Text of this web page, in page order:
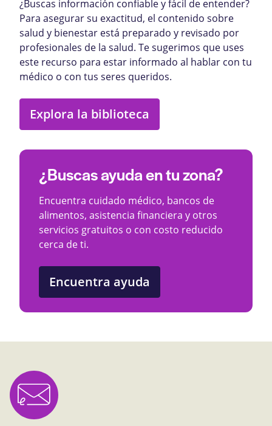
¿Buscas información confiable y fácil de entender?
Para asegurar su exactitud, el contenido sobre
salud y bienestar está preparado y revisado por
profesionales de la salud. Te sugerimos que uses
este recurso para estar informado al hablar con tu
médico o con tus seres queridos.
Explora la biblioteca
¿Buscas ayuda en tu zona?
Encuentra cuidado médico, bancos de
alimentos, asistencia financiera y otros
servicios gratuitos o con costo reducido
cerca de ti.
Encuentra ayuda